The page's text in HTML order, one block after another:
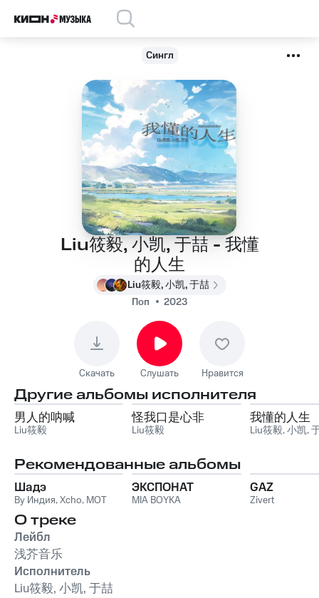
Сингл
Liu筱毅, 小凯, 于喆 - 我懂
的人生
Liu筱毅, 小凯, 于喆
Поп
2023
Скачать Слушать Нравится
Другие альбомы исполнителя
男人的呐喊
Liu筱毅
怪我口是心非
Liu筱毅
我懂的人生
Liu筱毅,小凯,
Рекомендованные альбомы
Шадэ
By Индия,Xcho, MOT
ЭКСПОНАТ
MIA BOYKA
GAZ
Zivert
О треке
Лейбл
浅芥音乐
Исполнитель
Liu筱毅, 小凯, 于喆